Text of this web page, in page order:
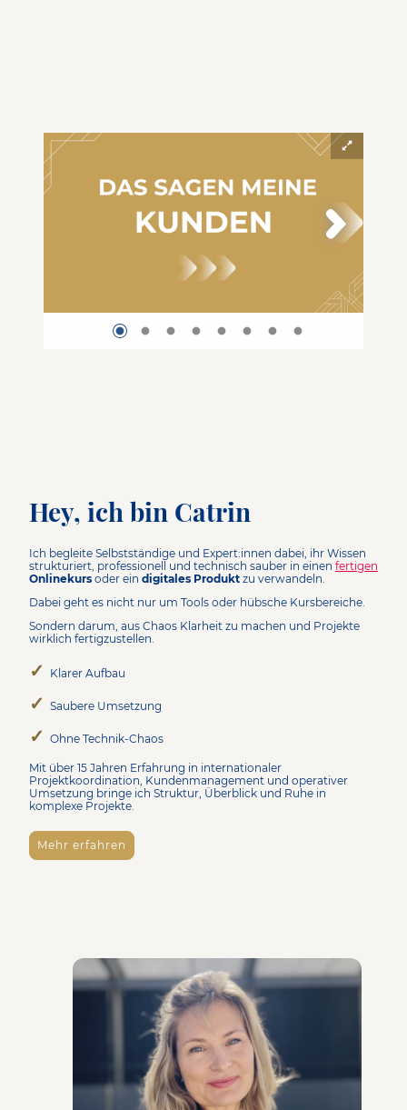
Hey, ich bin Catrin
Ich begleite Selbstständige und Expert:innen dabei, ihr Wissen
strukturiert, professionell und technisch sauber in einen fertigen
Onlinekurs oder ein digitales Produkt zu verwandeln.
Dabei geht es nicht nur um Tools oder hübsche Kursbereiche.
Sondern darum, aus Chaos Klarheit zu machen und Projekte
wirklich fertigzustellen.
✓ Klarer Aufbau
✓ Saubere Umsetzung
✓ Ohne Technik-Chaos
Mit über 15 Jahren Erfahrung in internationaler
Projektkoordination, Kundenmanagement und operativer
Umsetzung bringe ich Struktur, Überblick und Ruhe in
komplexe Projekte.
Mehr erfahren